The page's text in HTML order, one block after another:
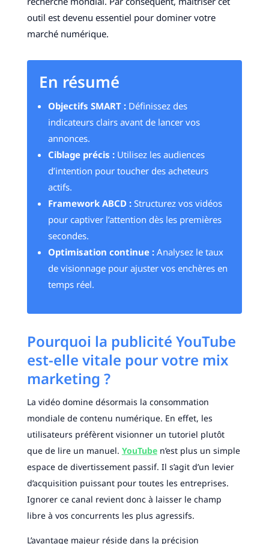
outil est devenu essentiel pour dominer votre
marché numérique.
En résumé
Objectifs SMART :Définissez des
indicateurs clairs avant de lancer vos
annonces.
Ciblage précis :Utilisez les audiences
d’intention pour toucher des acheteurs
actifs.
Framework ABCD :Structurez vos vidéos
pour captiver l’attention dès les premières
secondes.
Optimisation continue :Analysez le taux
de visionnage pour ajuster vos enchères en
temps réel.
Pourquoi la publicité YouTube
est-elle vitale pour votre mix
marketing ?
La vidéo domine désormais la consommation
mondiale de contenu numérique. En effet, les
utilisateurs préfèrent visionner un tutoriel plutôt
que de lire un manuel. YouTuben’est plus un simple
espace de divertissement passif. Il s’agit d’un levier
d’acquisition puissant pour toutes les entreprises.
Ignorer ce canal revient donc à laisser le champ
libre à vos concurrents les plus agressifs.
L’avantage majeur réside dans la précision